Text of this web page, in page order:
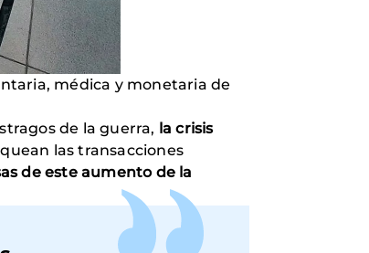
médica y monetaria de
de la guerra, la crisis
las transacciones
de este aumento de la